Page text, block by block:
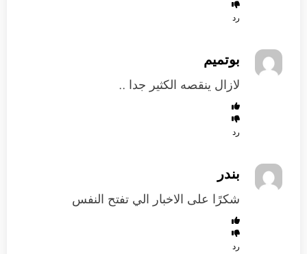
رد
بوتميم
لازال ينقصه الكثير جدا ..
رد
بندر
شكرًا على الاخبار الي تفتح النفس
رد